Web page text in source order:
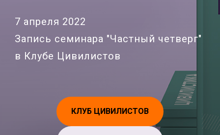
7 апреля 2022
Запись семинара "Частный четверг"
в Клубе Цивилистов
КЛУБ ЦИВИЛИСТОВ